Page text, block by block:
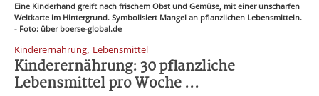
Eine Kinderhand greift nach frischem Obst und Gemüse, mit einer unscharfen
Weltkarte im Hintergrund. Symbolisiert Mangel an pflanzlichen Lebensmitteln.
- Foto: über boerse-global.de
Kinderernährung, Lebensmittel
Kinderernährung: 30 pflanzliche
Lebensmittel pro Woche ...